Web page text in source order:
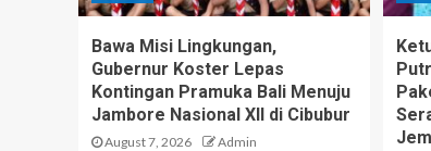
Bawa Misi Lingkungan,
Gubernur Koster Lepas
Kontingan Pramuka Bali Menuju
Jambore Nasional XII di Cibubur
August 7, 2026 Admin